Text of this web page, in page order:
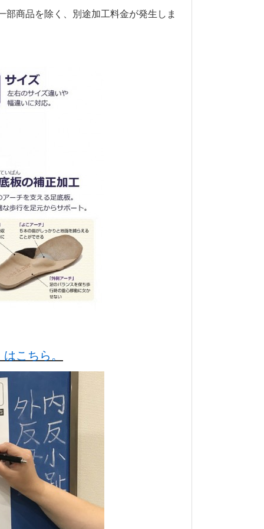
商品を除く、別途加工料金が発生しま
こちら。